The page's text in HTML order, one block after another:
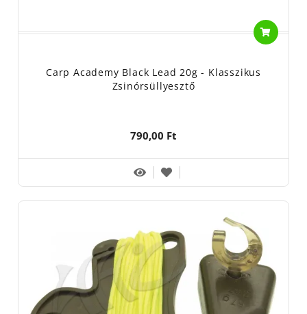
Carp Academy Black Lead 20g - Klasszikus
Zsinórsüllyesztő
790,00 Ft